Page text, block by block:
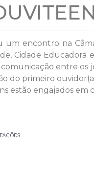
um encontro na
Cidade
entre os
do primeiro
estão engajados